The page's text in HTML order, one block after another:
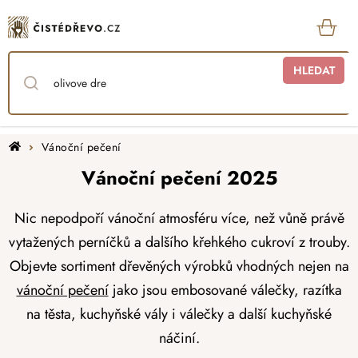
na
obsah
HLEDAT
DomůVánoční pečení
Vánoční pečení 2025
Nic nepodpoří vánoční atmosféru více, než vůně právě
vytažených perníčků a dalšího křehkého cukroví z trouby.
Objevte sortiment dřevěných výrobků vhodných nejen na
vánoční pečeníjako jsou embosované válečky, razítka
na těsta, kuchyňské vály i válečky a další kuchyňské
náčiní.